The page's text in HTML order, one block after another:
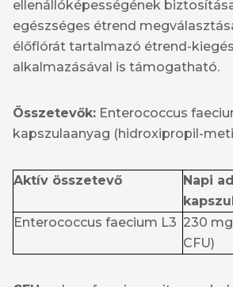
ellenállóképességének
egészséges étrend
élőflórát tartalmazó étrend-
alkalmazásával is támogatható.
Összetevők: Enterococcus
kapszulaanyag (hidroxipropil-
Aktív összetevő
Napi
Enterococcus faecium L3 230
CFU)